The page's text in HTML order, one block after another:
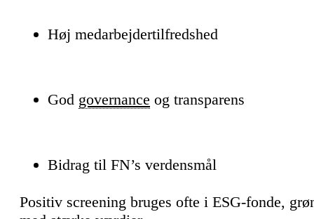
Høj medarbejdertilfredshed
God governance og transparens
Bidrag til FN’s verdensmål
Positiv screening bruges ofte i ESG-fonde,